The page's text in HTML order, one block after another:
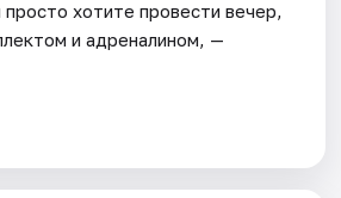
просто хотите провести вечер,
и адреналином, —